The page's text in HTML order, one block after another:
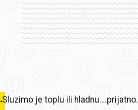
.Sluzimo je toplu ili hladnu….prijatno.